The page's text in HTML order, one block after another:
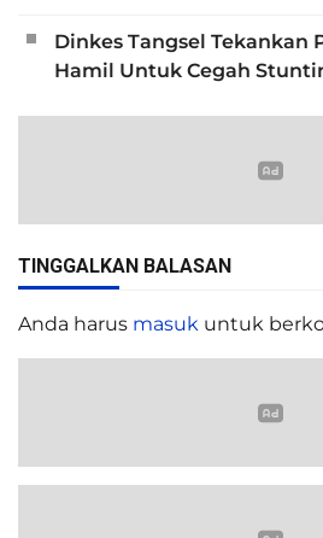
Dinkes Tangsel Tekankan
Hamil Untuk Cegah
TINGGALKAN BALASAN
Anda harus masuk untuk